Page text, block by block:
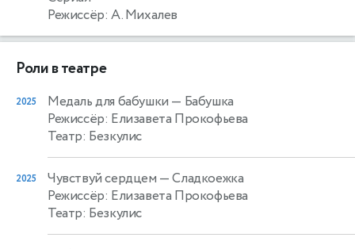
Режиссёр: А. Михалев
Роли в театре
2025 Медаль для бабушки — Бабушка
Режиссёр: Елизавета Прокофьева
Театр: Безкулис
2025 Чувствуй сердцем — Сладкоежка
Режиссёр: Елизавета Прокофьева
Театр: Безкулис